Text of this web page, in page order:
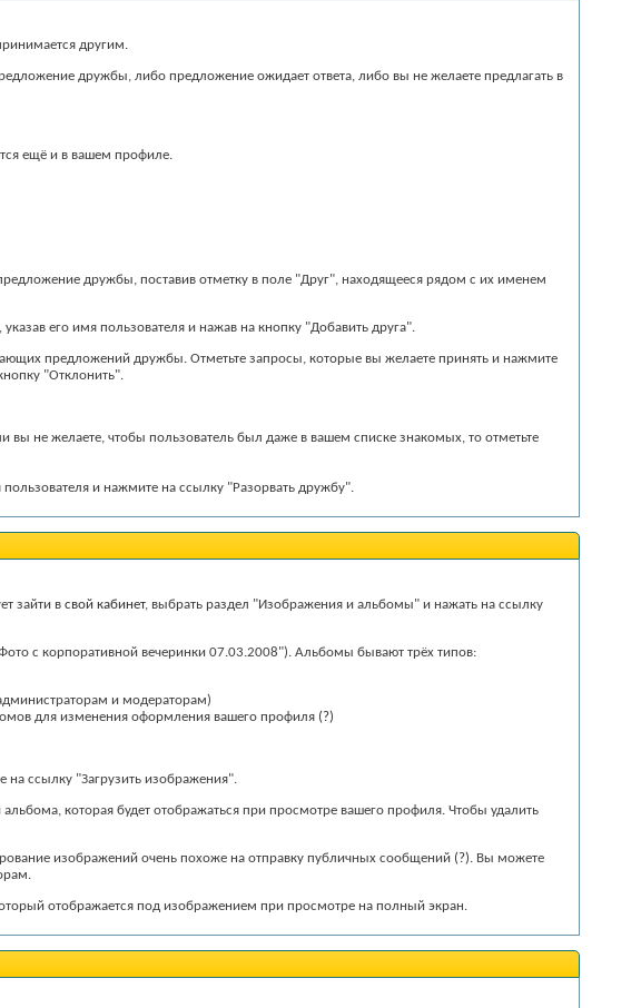
другим.
дружбы, либо предложение ожидает ответа, либо вы не желаете предлагать в
ещё и в вашем профиле.
дружбы, поставив отметку в поле "Друг", находящееся рядом с их именем
его имя пользователя и нажав на кнопку "Добавить друга".
предложений дружбы. Отметьте запросы, которые вы желаете принять и нажмите
"Отклонить".
не желаете, чтобы пользователь был даже в вашем списке знакомых, то отметьте
и нажмите на ссылку "Разорвать дружбу".
зайти в свой кабинет, выбрать раздел "Изображения и альбомы" и нажать на ссылку
с корпоративной вечеринки 07.03.2008"). Альбомы бывают трёх типов:
и модераторам)
для изменения оформления вашего профиля (?)
ссылку "Загрузить изображения".
которая будет отображаться при просмотре вашего профиля. Чтобы удалить
изображений очень похоже на отправку публичных сообщений (?). Вы можете
отображается под изображением при просмотре на полный экран.